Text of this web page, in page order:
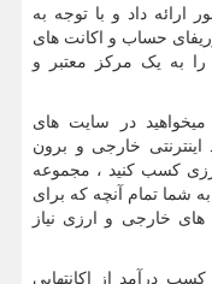
ارائه داد و با توجه به
حساب و اکانت های
به یک مرکز معتبر و
در سایت های
خارجی و برون
کسب کنید ، مجموعه
شما تمام آنچه که برای
خارجی و ارزی نیاز
درآمد از اکانتهایی